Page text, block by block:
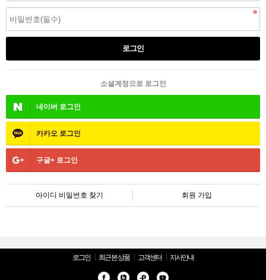
소셜계정으로 로그인
네이버 로그인
카카오 로그인
구글+ 로그인
아이디 비밀번호 찾기 회원 가입
로그인 최근 본 상품 고객센터 지사안내